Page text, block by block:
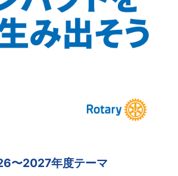
〜2027年度テーマ